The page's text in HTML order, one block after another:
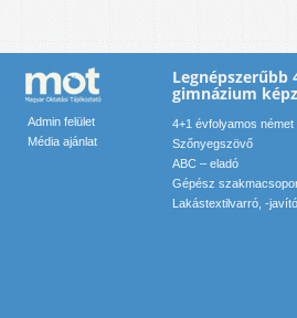
Admin felület
Média ajánlat
Legnépszerűbb
gimnázium
4+1 évfolyamos
Szőnyegszövő
ABC – eladó
Gépész
Lakástextilvarró, -javító